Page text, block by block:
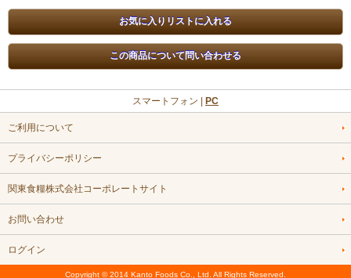
スマートフォン | PC
ご利用について
プライバシーポリシー
関東食糧株式会社コーポレートサイト
お問い合わせ
ログイン
Copyright © 2014 Kanto Foods Co., Ltd. All Rights Reserved.